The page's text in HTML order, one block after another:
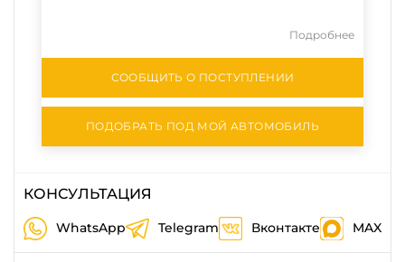
Подробнее
СООБЩИТЬ О ПОСТУПЛЕНИИ
ПОДОБРАТЬ ПОД МОЙ АВТОМОБИЛЬ
КОНСУЛЬТАЦИЯ
WhatsApp Telegram Вконтакте MAX